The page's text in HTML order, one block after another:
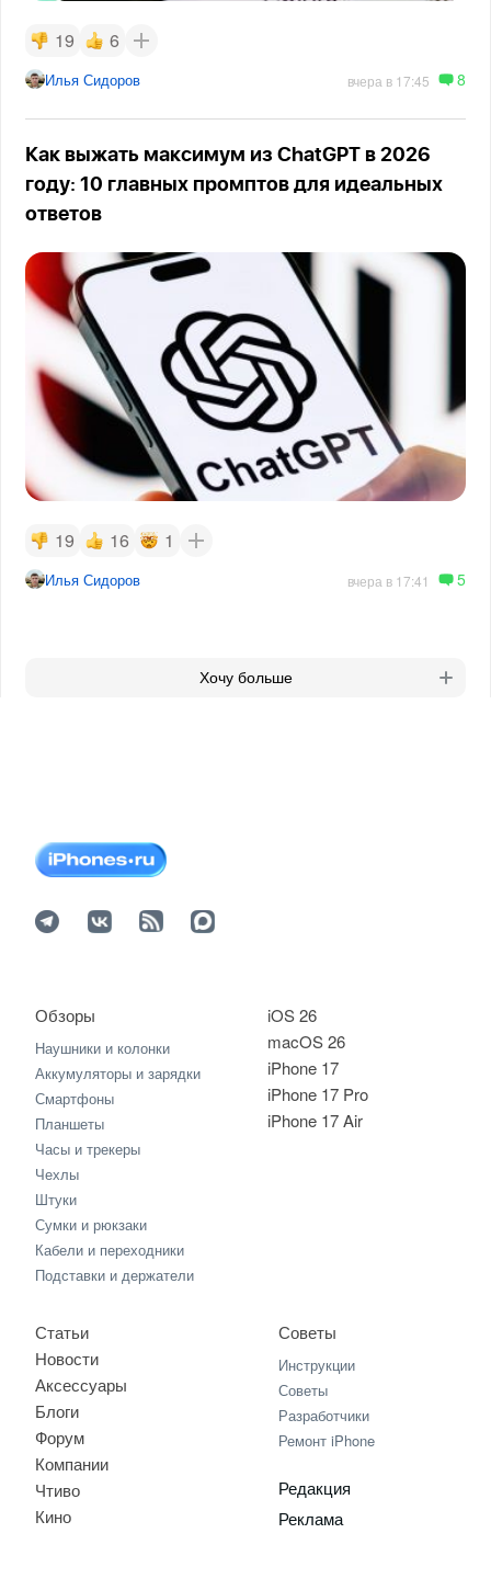
19 6
Илья Сидоров вчера в 17:45 8
Как выжать максимум из ChatGPT в 2026
году: 10 главных промптов для идеальных
ответов
19 16 1
Илья Сидоров вчера в 17:41 5
Хочу больше
iOS 26
macOS 26
iPhone 17
iPhone 17 Pro
iPhone 17 Air
Обзоры
Наушники и колонки
Аккумуляторы и зарядки
Смартфоны
Планшеты
Часы и трекеры
Чехлы
Штуки
Сумки и рюкзаки
Кабели и переходники
Подставки и держатели
Статьи
Новости
Аксессуары
Блоги
Форум
Компании
Чтиво
Кино
Советы
Инструкции
Советы
Разработчики
Ремонт iPhone
Редакция
Реклама